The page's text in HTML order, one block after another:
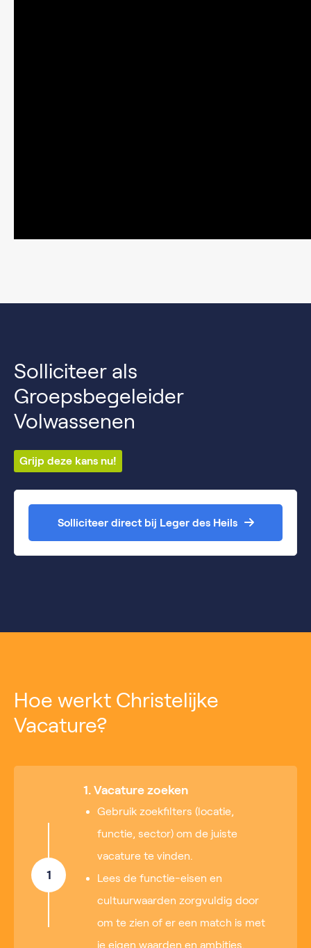
Solliciteer als
Groepsbegeleider
Volwassenen
Grijp deze kans nu!
Solliciteer direct bij Leger des Heils
Hoe werkt Christelijke
Vacature?
1
1. Vacature zoeken
Gebruik zoekfilters (locatie,
functie, sector) om de juiste
vacature te vinden.
Lees de functie-eisen en
cultuurwaarden zorgvuldig door
om te zien of er een match is met
je eigen waarden en ambities.